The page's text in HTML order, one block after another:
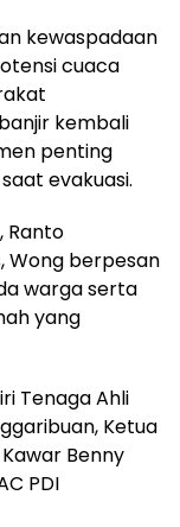
kewaspadaan
cuaca
kembali
penting
evakuasi.
Ranto
Wong berpesan
warga serta
yang
Tenaga Ahli
Ketua
Benny
PDI